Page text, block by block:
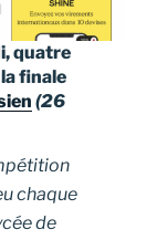
quatre
finale
(26
chaque
de